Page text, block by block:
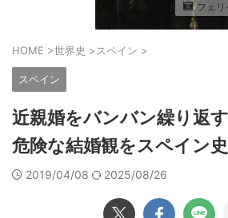
フェ
HOME >世界史 > スペイン >
スペイン
近親婚をバンバン繰り返
危険な結婚観をスペイン
2019/04/08 2025/08/26